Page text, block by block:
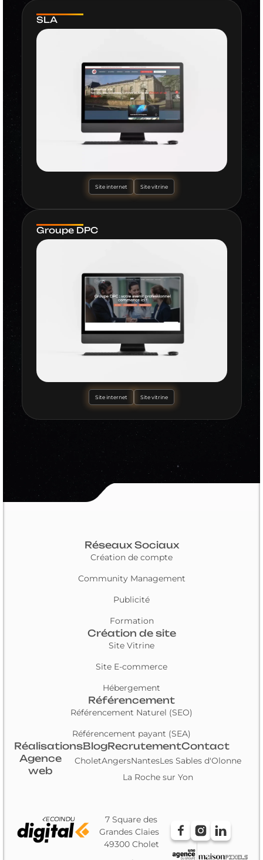
SLA
Site internet Site vitrine
Groupe DPC
Site internet Site vitrine
7 Square des
Grandes Claies
49300 Cholet
Réseaux Sociaux
Création de compte
Community Management
Publicité
Formation
Création de site
Site Vitrine
Site E-commerce
Hébergement
Référencement
Référencement Naturel (SEO)
Référencement payant (SEA)
RéalisationsBlogRecrutementContact
Agence
web
CholetAngersNantesLes Sables d'Olonne
La Roche sur Yon